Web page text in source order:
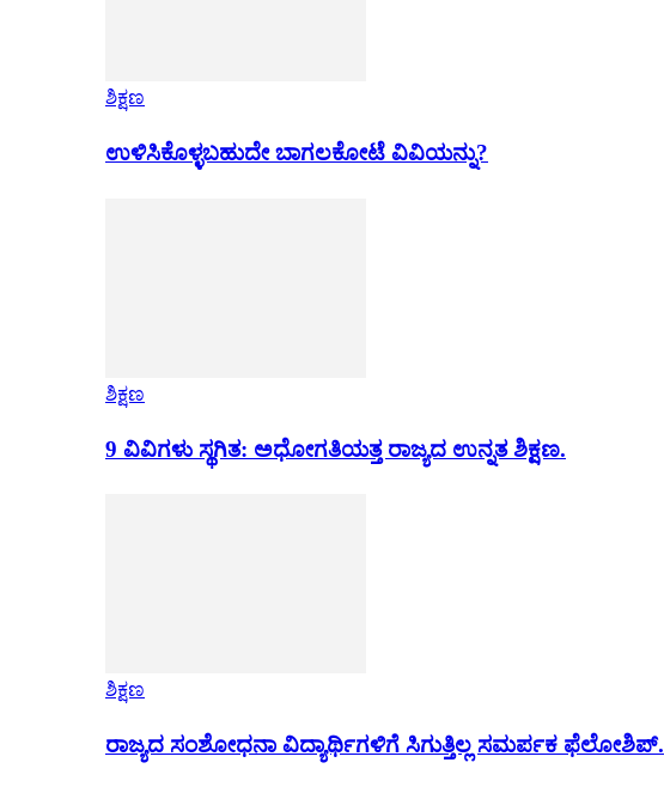
ಶಿಕ್ಷಣ
ಉಳಿಸಿಕೊಳ್ಳಬಹುದೇ ಬಾಗಲಕೋಟೆ ವಿವಿಯನ್ನು?
ಶಿಕ್ಷಣ
9 ವಿವಿಗಳು ಸ್ಥಗಿತ: ಅಧೋಗತಿಯತ್ತ ರಾಜ್ಯದ ಉನ್ನತ ಶಿಕ್ಷಣ.
ಶಿಕ್ಷಣ
ರಾಜ್ಯದ ಸಂಶೋಧನಾ ವಿದ್ಯಾರ್ಥಿಗಳಿಗೆ ಸಿಗುತ್ತಿಲ್ಲ ಸಮರ್ಪಕ ಫೆಲೋಶಿಪ್.